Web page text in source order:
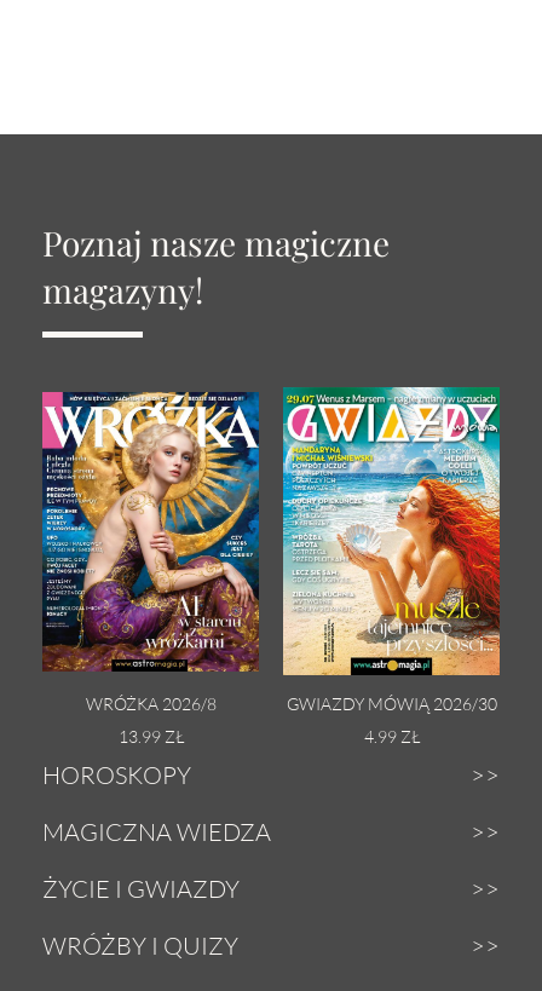
Poznaj nasze magiczne
magazyny!
WRÓŻKA 2026/8
13.99 ZŁ
GWIAZDY MÓWIĄ 2026/30
4.99 ZŁ
HOROSKOPY
Dzienny
Tygodniowy
MAGICZNA WIEDZA
Zodiak
Astrologia
ŻYCIE I GWIAZDY
Gwiazdy
WRÓŻBY I QUIZY